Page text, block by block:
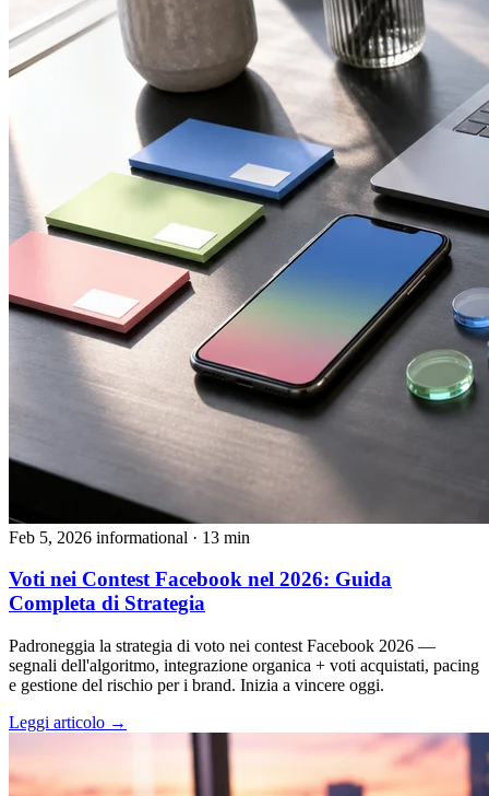
Feb 5, 2026 informational · 13 min
Voti nei Contest Facebook nel 2026: Guida
Completa di Strategia
Padroneggia la strategia di voto nei contest Facebook 2026 —
segnali dell'algoritmo, integrazione organica + voti acquistati, pacing
e gestione del rischio per i brand. Inizia a vincere oggi.
Leggi articolo →